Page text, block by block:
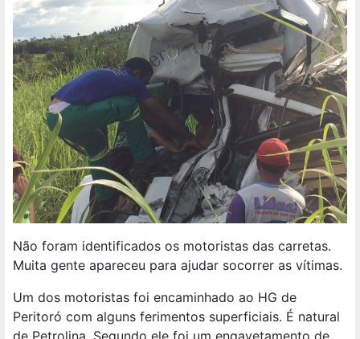
Não foram identificados os motoristas das carretas.
Muita gente apareceu para ajudar socorrer as vítimas.
Um dos motoristas foi encaminhado ao HG de
Peritoró com alguns ferimentos superficiais. É natural
de Petrolina. Segundo ele foi um engavetamento de